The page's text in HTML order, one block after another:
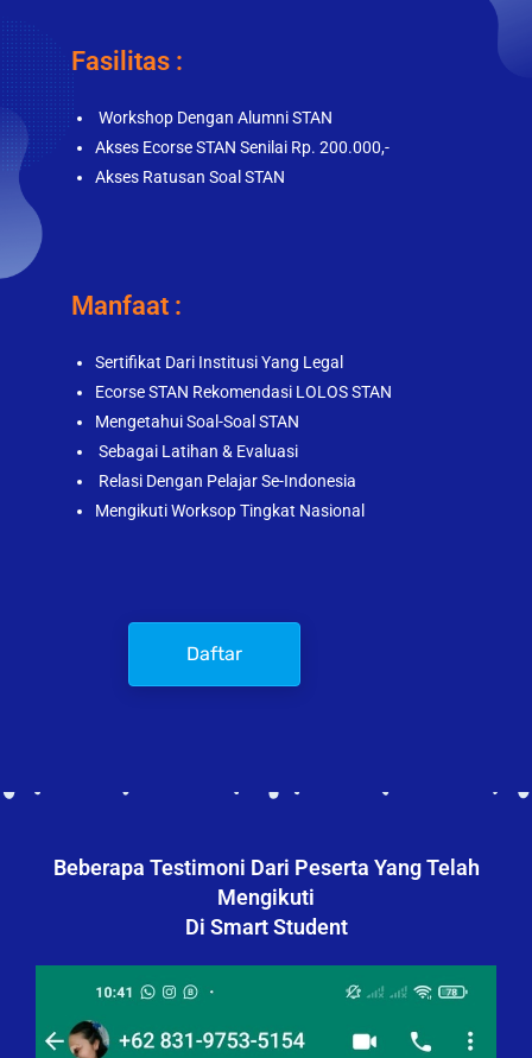
Fasilitas :
Workshop Dengan Alumni STAN
Akses Ecorse STAN Senilai Rp. 200.000,-
Akses Ratusan Soal STAN
Manfaat :
Sertifikat Dari Institusi Yang Legal
Ecorse STAN Rekomendasi LOLOS STAN
Mengetahui Soal-Soal STAN
Sebagai Latihan & Evaluasi
Relasi Dengan Pelajar Se-Indonesia
Mengikuti Worksop Tingkat Nasional
Daftar
Beberapa Testimoni Dari Peserta Yang Telah
Mengikuti
Di Smart Student